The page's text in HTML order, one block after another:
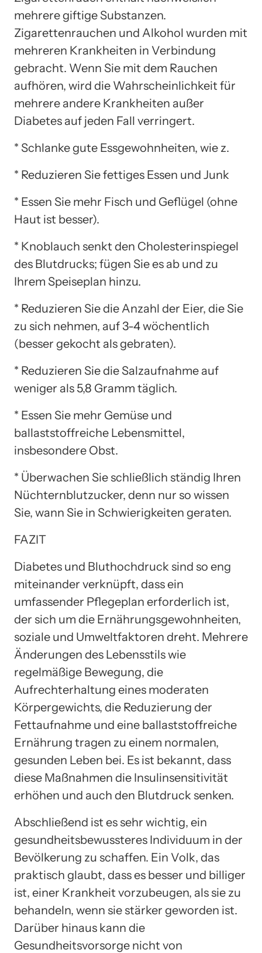
mehrere giftige Substanzen.
Zigarettenrauchen und Alkohol wurden mit
mehreren Krankheiten in Verbindung
gebracht. Wenn Sie mit dem Rauchen
aufhören, wird die Wahrscheinlichkeit für
mehrere andere Krankheiten außer
Diabetes auf jeden Fall verringert.
* Schlanke gute Essgewohnheiten, wie z.
* Reduzieren Sie fettiges Essen und Junk
* Essen Sie mehr Fisch und Geflügel (ohne
Haut ist besser).
* Knoblauch senkt den Cholesterinspiegel
des Blutdrucks; fügen Sie es ab und zu
Ihrem Speiseplan hinzu.
* Reduzieren Sie die Anzahl der Eier, die Sie
zu sich nehmen, auf 3-4 wöchentlich
(besser gekocht als gebraten).
* Reduzieren Sie die Salzaufnahme auf
weniger als 5,8 Gramm täglich.
* Essen Sie mehr Gemüse und
ballaststoffreiche Lebensmittel,
insbesondere Obst.
* Überwachen Sie schließlich ständig Ihren
Nüchternblutzucker, denn nur so wissen
Sie, wann Sie in Schwierigkeiten geraten.
FAZIT
Diabetes und Bluthochdruck sind so eng
miteinander verknüpft, dass ein
umfassender Pflegeplan erforderlich ist,
der sich um die Ernährungsgewohnheiten,
soziale und Umweltfaktoren dreht. Mehrere
Änderungen des Lebensstils wie
regelmäßige Bewegung, die
Aufrechterhaltung eines moderaten
Körpergewichts, die Reduzierung der
Fettaufnahme und eine ballaststoffreiche
Ernährung tragen zu einem normalen,
gesunden Leben bei. Es ist bekannt, dass
diese Maßnahmen die Insulinsensitivität
erhöhen und auch den Blutdruck senken.
Abschließend ist es sehr wichtig, ein
gesundheitsbewussteres Individuum in der
Bevölkerung zu schaffen. Ein Volk, das
praktisch glaubt, dass es besser und billiger
ist, einer Krankheit vorzubeugen, als sie zu
behandeln, wenn sie stärker geworden ist.
Darüber hinaus kann die
Gesundheitsvorsorge nicht von